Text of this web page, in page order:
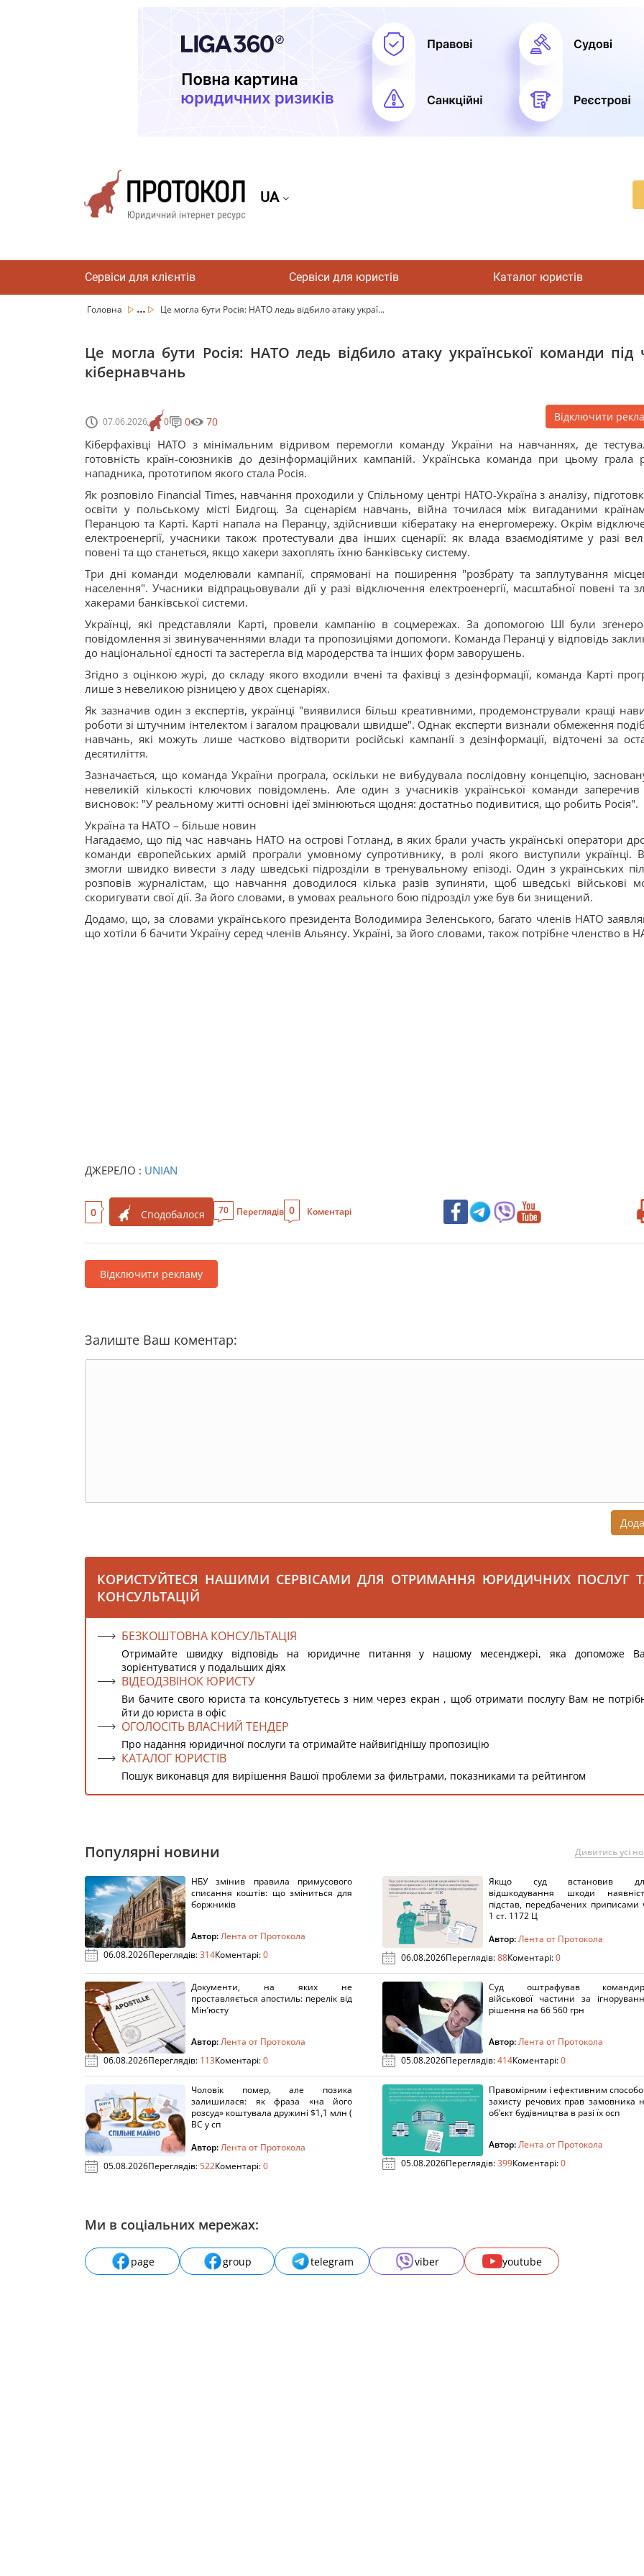
UA
Сервіси для клієнтів Сервіси для юристів Каталог юристів
Головна ... Це могла бути Росія: НАТО ледь відбило атаку украї...
Це могла бути Росія: НАТО ледь відбило атаку української команди під
кібернавчань
07.06.2026 0 0 70 Відключити
Кіберфахівці НАТО з мінімальним відривом перемогли команду України на навчаннях, де
готовність країн-союзників до дезінформаційних кампаній. Українська команда при цьому грала
нападника, прототипом якого стала Росія.
Як розповіло Financial Times, навчання проходили у Спільному центрі НАТО-Україна з аналізу,
освіти у польському місті Бидгощ. За сценарієм навчань, війна точилася між вигаданими
Перанцою та Карті. Карті напала на Перанцу, здійснивши кібератаку на енергомережу. Окрім
електроенергії, учасники також протестували два інших сценарії: як влада взаємодіятиме у разі
повені та що станеться, якщо хакери захоплять їхню банківську систему.
Три дні команди моделювали кампанії, спрямовані на поширення "розбрату та заплутування
населення". Учасники відпрацьовували дії у разі відключення електроенергії, масштабної повені та
хакерами банківської системи.
Українці, які представляли Карті, провели кампанію в соцмережах. За допомогою ШІ були
повідомлення зі звинуваченнями влади та пропозиціями допомоги. Команда Перанці у відповідь
до національної єдності та застерегла від мародерства та інших форм заворушень.
Згідно з оцінкою журі, до складу якого входили вчені та фахівці з дезінформації, команда Карті
лише з невеликою різницею у двох сценаріях.
Як зазначив один з експертів, українці "виявилися більш креативними, продемонстрували кращі
роботи зі штучним інтелектом і загалом працювали швидше". Однак експерти визнали обмеження
навчань, які можуть лише частково відтворити російські кампанії з дезінформації, відточені за
десятиліття.
Зазначається, що команда України програла, оскільки не вибудувала послідовну концепцію,
невеликій кількості ключових повідомлень. Але один з учасників української команди
висновок: "У реальному житті основні ідеї змінюються щодня: достатньо подивитися, що робить Росія".
Україна та НАТО – більше новин
Нагадаємо, що під час навчань НАТО на острові Готланд, в яких брали участь українські оператори
команди європейських армій програли умовному супротивнику, в ролі якого виступили українці.
змогли швидко вивести з ладу шведські підрозділи в тренувальному епізоді. Один з українських
розповів журналістам, що навчання доводилося кілька разів зупиняти, щоб шведські військові
скоригувати свої дії. За його словами, в умовах реального бою підрозділ уже був би знищений.
Додамо, що, за словами українського президента Володимира Зеленського, багато членів НАТО
що хотіли б бачити Україну серед членів Альянсу. Україні, за його словами, також потрібне членство в
ДЖЕРЕЛО : UNIAN
0 Сподобалося 70 Переглядів 0 Коментарі
Відключити рекламу
Залиште Ваш коментар:
КОРИСТУЙТЕСЯ НАШИМИ СЕРВІСАМИ ДЛЯ ОТРИМАННЯ ЮРИДИЧНИХ ПОСЛУГ
КОНСУЛЬТАЦІЙ
БЕЗКОШТОВНА КОНСУЛЬТАЦІЯ
Отримайте швидку відповідь на юридичне питання у нашому месенджері, яка допоможе
зорієнтуватися у подальших діях
ВІДЕОДЗВІНОК ЮРИСТУ
Ви бачите свого юриста та консультуєтесь з ним через екран , щоб отримати послугу Вам не
йти до юриста в офіс
ОГОЛОСІТЬ ВЛАСНИЙ ТЕНДЕР
Про надання юридичної послуги та отримайте найвигіднішу пропозицію
КАТАЛОГ ЮРИСТІВ
Пошук виконавця для вирішення Вашої проблеми за фильтрами, показниками та рейтингом
Популярні новини Дивитись усі
НБУ змінив правила примусового
списання коштів: що зміниться для
боржників
Автор:Лента от Протокола
06.08.2026Переглядів:314Коментарі:0
Якщо суд встановив
відшкодування шкоди
підстав, передбачених приписами
1 ст. 1172 Ц
Автор:Лента от Протокола
06.08.2026Переглядів:88Коментарі:0
Документи, на яких не
проставляється апостиль: перелік від
Мін’юсту
Автор:Лента от Протокола
06.08.2026Переглядів: 113Коментарі:0
Суд оштрафував
військової частини за
рішення на 66 560 грн
Автор:Лента от Протокола
05.08.2026Переглядів:414Коментарі:0
Чоловік помер, але позика
залишилася: як фраза «на його
розсуд» коштувала дружині $1,1 млн (
ВС у сп
Автор:Лента от Протокола
05.08.2026Переглядів:522Коментарі:0
Правомірним і ефективним
захисту речових прав замовника
об’єкт будівництва в разі їх осп
Автор:Лента от Протокола
05.08.2026Переглядів:399Коментарі:0
Ми в соціальних мережах:
page group telegram viber youtube